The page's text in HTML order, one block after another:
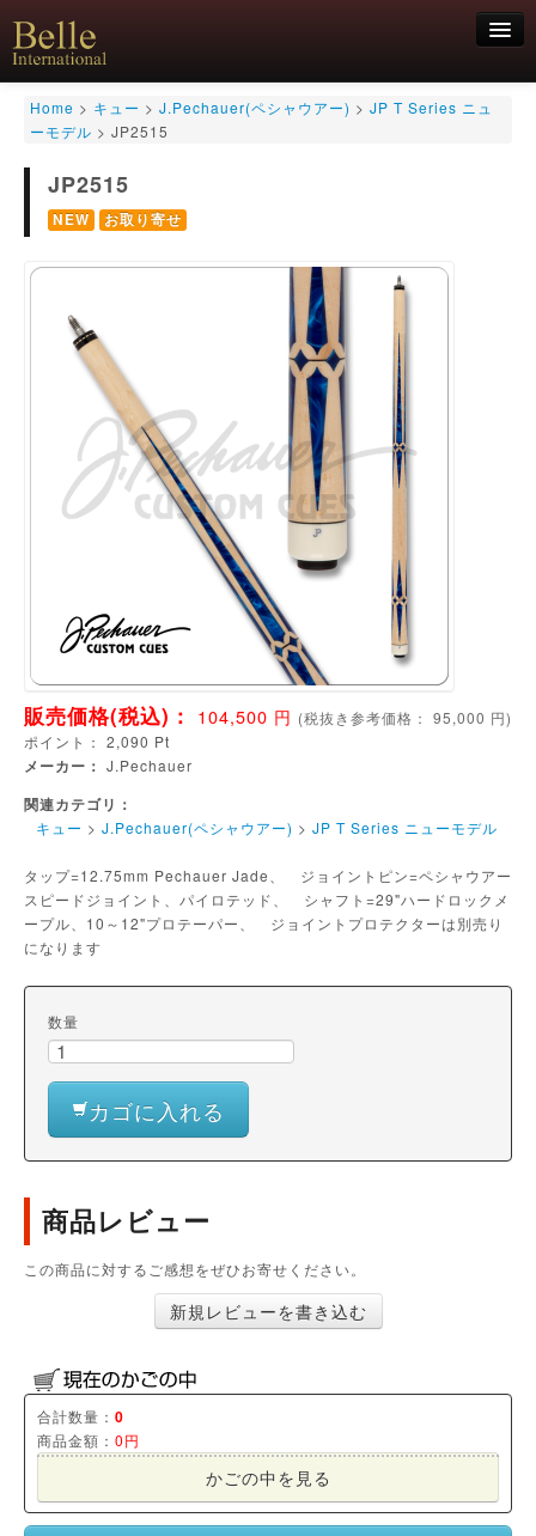
新規会員登録
ログイン
HOME
キュー
シャフト
アクセサリー
特価商品
Home > キュー > J.Pechauer(ペシャウアー) > JP T Series ニュ
ーモデル > JP2515
JP2515
NEW お取り寄せ
販売価格(税込)： 104,500 円 (税抜き参考価格： 95,000 円)
ポイント： 2,090 Pt
メーカー： J.Pechauer
関連カテゴリ：
キュー > J.Pechauer(ペシャウアー) > JP T Series ニューモデル
タップ=12.75mm Pechauer Jade、 ジョイントピン=ペシャウアー
スピードジョイント、パイロテッド、 シャフト=29"ハードロックメ
ープル、10～12"プロテーパー、 ジョイントプロテクターは別売り
になります
数量
カゴに入れる
商品レビュー
この商品に対するご感想をぜひお寄せください。
新規レビューを書き込む
合計数量： 0
商品金額： 0円
かごの中を見る